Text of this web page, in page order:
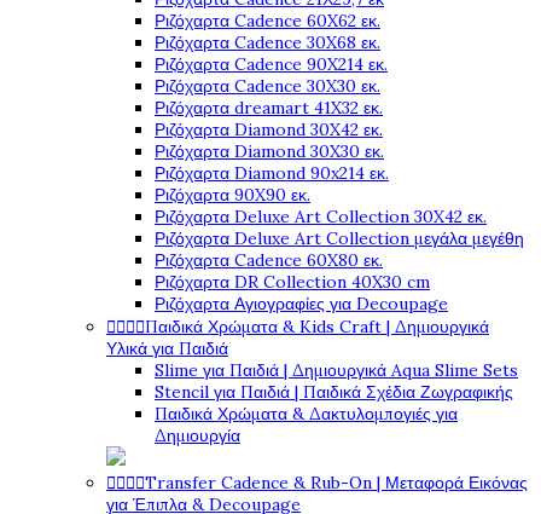
Ριζόχαρτα Cadence 60X62 εκ.
Ριζόχαρτα Cadence 30X68 εκ.
Ριζόχαρτα Cadence 90X214 εκ.
Ριζόχαρτα Cadence 30X30 εκ.
Ριζόχαρτα dreamart 41X32 εκ.
Ριζόχαρτα Diamond 30X42 εκ.
Ριζόχαρτα Diamond 30X30 εκ.
Ριζόχαρτα Diamond 90x214 εκ.
Ριζόχαρτα 90X90 εκ.
Ριζόχαρτα Deluxe Art Collection 30X42 εκ.
Ριζόχαρτα Deluxe Art Collection μεγάλα μεγέθη
Ριζόχαρτα Cadence 60X80 εκ.
Ριζόχαρτα DR Collection 40X30 cm
Ριζόχαρτα Αγιογραφίες για Decoupage
Παιδικά Χρώματα & Kids Craft | Δημιουργικά
Υλικά για Παιδιά
Slime για Παιδιά | Δημιουργικά Aqua Slime Sets
Stencil για Παιδιά | Παιδικά Σχέδια Ζωγραφικής
Παιδικά Χρώματα & Δακτυλομπογιές για
Δημιουργία
Transfer Cadence & Rub-On | Μεταφορά Εικόνας
για Έπιπλα & Decoupage